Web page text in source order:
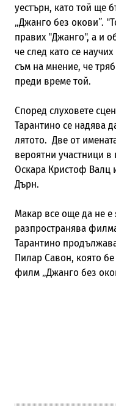
уестърн, като той ще
„Джанго без окови”.
правих "Джанго", а и
че след като се
съм на мнение, че
преди време той.
Според слуховете
Тарантино се надява
лятото. Две от
вероятни участници в
Оскара Кристоф Валц
Дърн.
Макар все още да не
разпространява
Тарантино
Пилар Савон, която
филм „Джанго без